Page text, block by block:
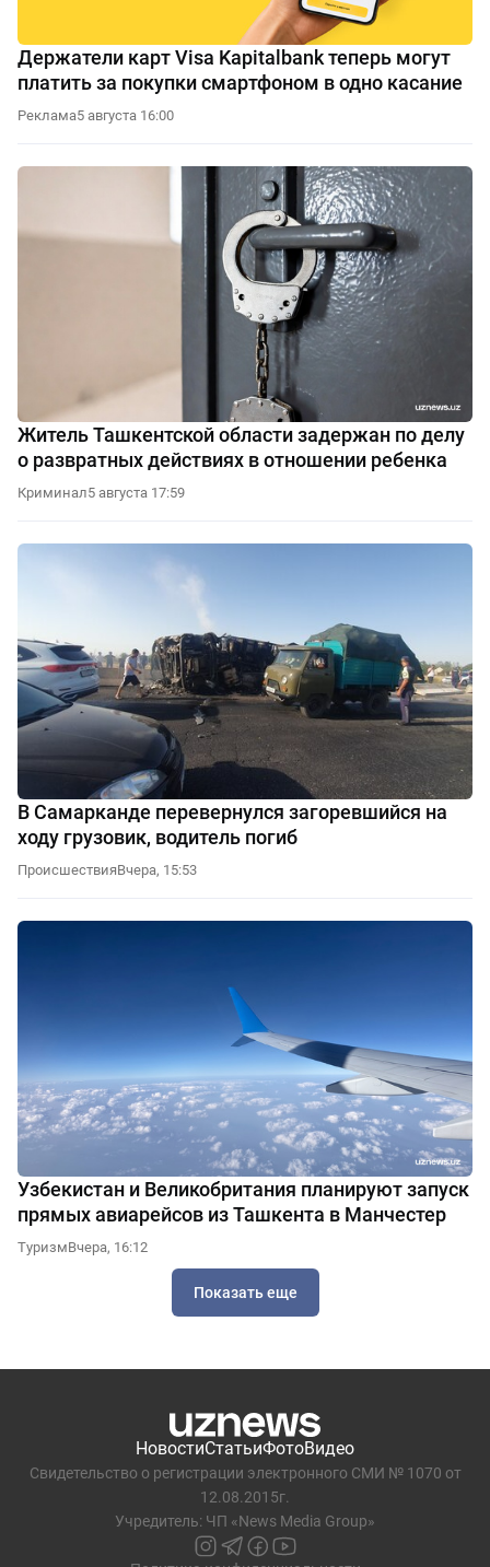
Держатели карт Visa Kapitalbank теперь могут
платить за покупки смартфоном в одно касание
Реклама5 августа 16:00
Житель Ташкентской области задержан по делу
о развратных действиях в отношении ребенка
Криминал5 августа 17:59
В Самарканде перевернулся загоревшийся на
ходу грузовик, водитель погиб
ПроисшествияВчера, 15:53
Узбекистан и Великобритания планируют запуск
прямых авиарейсов из Ташкента в Манчестер
ТуризмВчера, 16:12
Показать еще
НовостиСтатьиФотоВидео
Свидетельство о регистрации электронного СМИ № 1070 от
12.08.2015г.
Учредитель: ЧП «News Media Group»